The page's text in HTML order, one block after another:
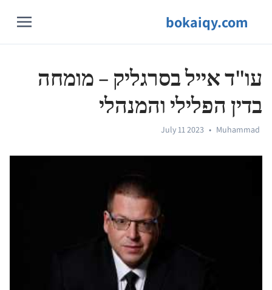
bokaiqy.com
עו"ד אייל בסרגליק – מומחה
בדין הפלילי והמנהלי
July 11 2023 • Muhammad